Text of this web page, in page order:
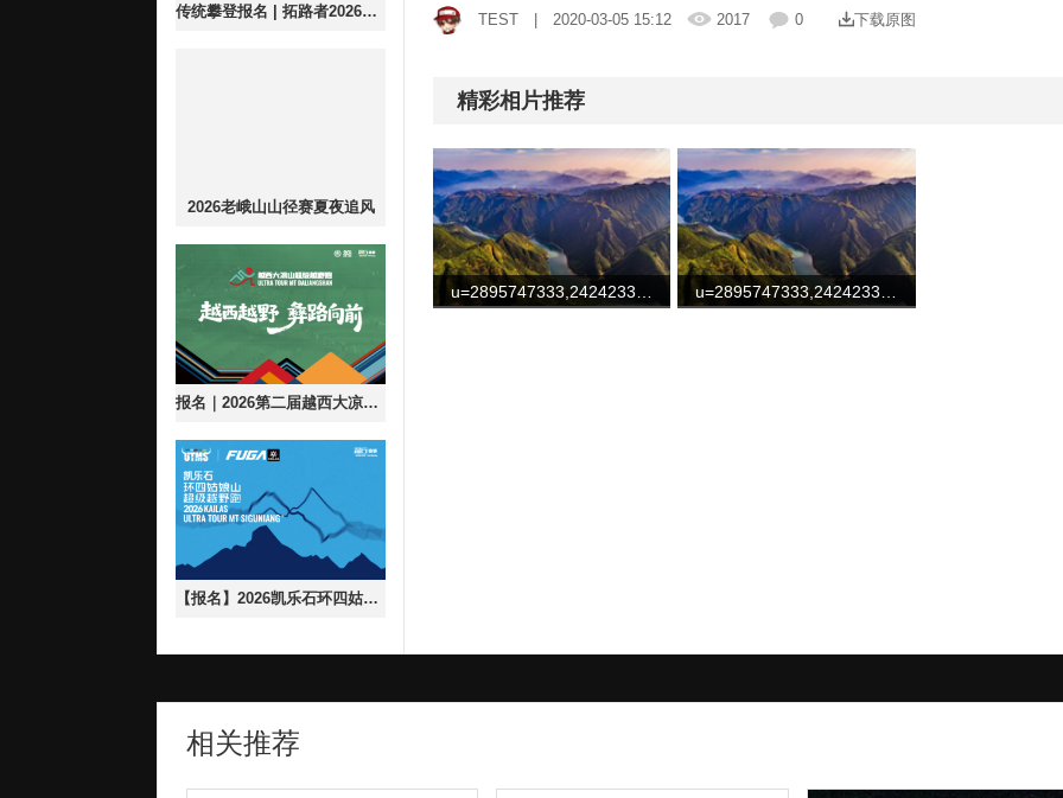
传统攀登报名 | 拓路者2026第九届四姑娘山登山大会
2026老峨山山径赛夏夜追风
报名｜2026第二届越西大凉山超级越野跑
【报名】2026凯乐石环四姑娘山超级越野跑
TEST | 2020-03-05 15:12 2017 0 下载原图
精彩相片推荐
u=2895747333,2424233312&fm=253&fmt=auto&app=138&f=JPEG u=2895747333,2424233312&fm=253&fmt=auto&app=138&f=JPEG
相关推荐